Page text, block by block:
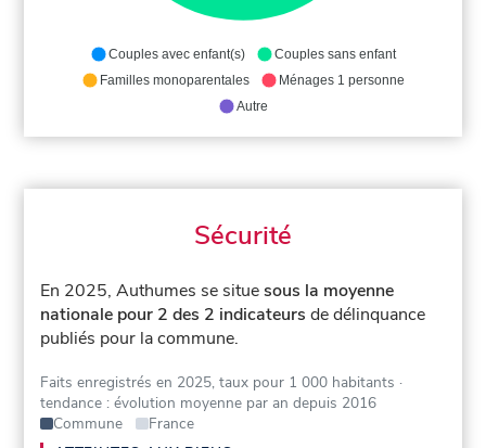
Couples avec enfant(s)
Couples sans enfant
Familles monoparentales
Ménages 1 personne
Autre
Sécurité
En 2025, Authumes se situesous la moyenne
nationale pour 2 des 2 indicateurs de délinquance
publiés pour la commune.
Faits enregistrés en 2025, taux pour 1 000 habitants ·
tendance : évolution moyenne par an depuis 2016
Commune
France